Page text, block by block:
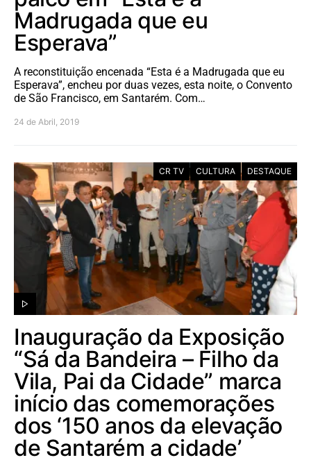
Madrugada que eu
Esperava”
A reconstituição encenada “Esta é a Madrugada que eu
Esperava”, encheu por duas vezes, esta noite, o Convento
de São Francisco, em Santarém. Com…
24 de Abril, 2019
CR TV CULTURA DESTAQUE
Inauguração da Exposição
“Sá da Bandeira – Filho da
Vila, Pai da Cidade” marca
início das comemorações
dos ‘150 anos da elevação
de Santarém a cidade’